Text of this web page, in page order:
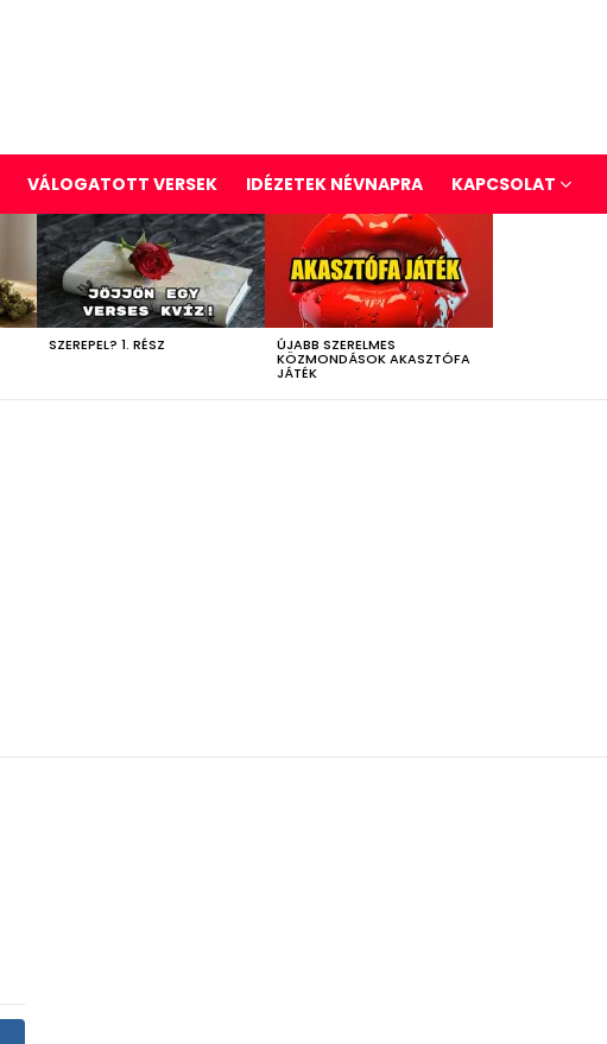
VÁLOGATOTT VERSEK IDÉZETEK NÉVNAPRA KAPCSOLAT
SZEREPEL? 1. RÉSZ ÚJABB SZERELMES
KÖZMONDÁSOK AKASZTÓFA
JÁTÉK